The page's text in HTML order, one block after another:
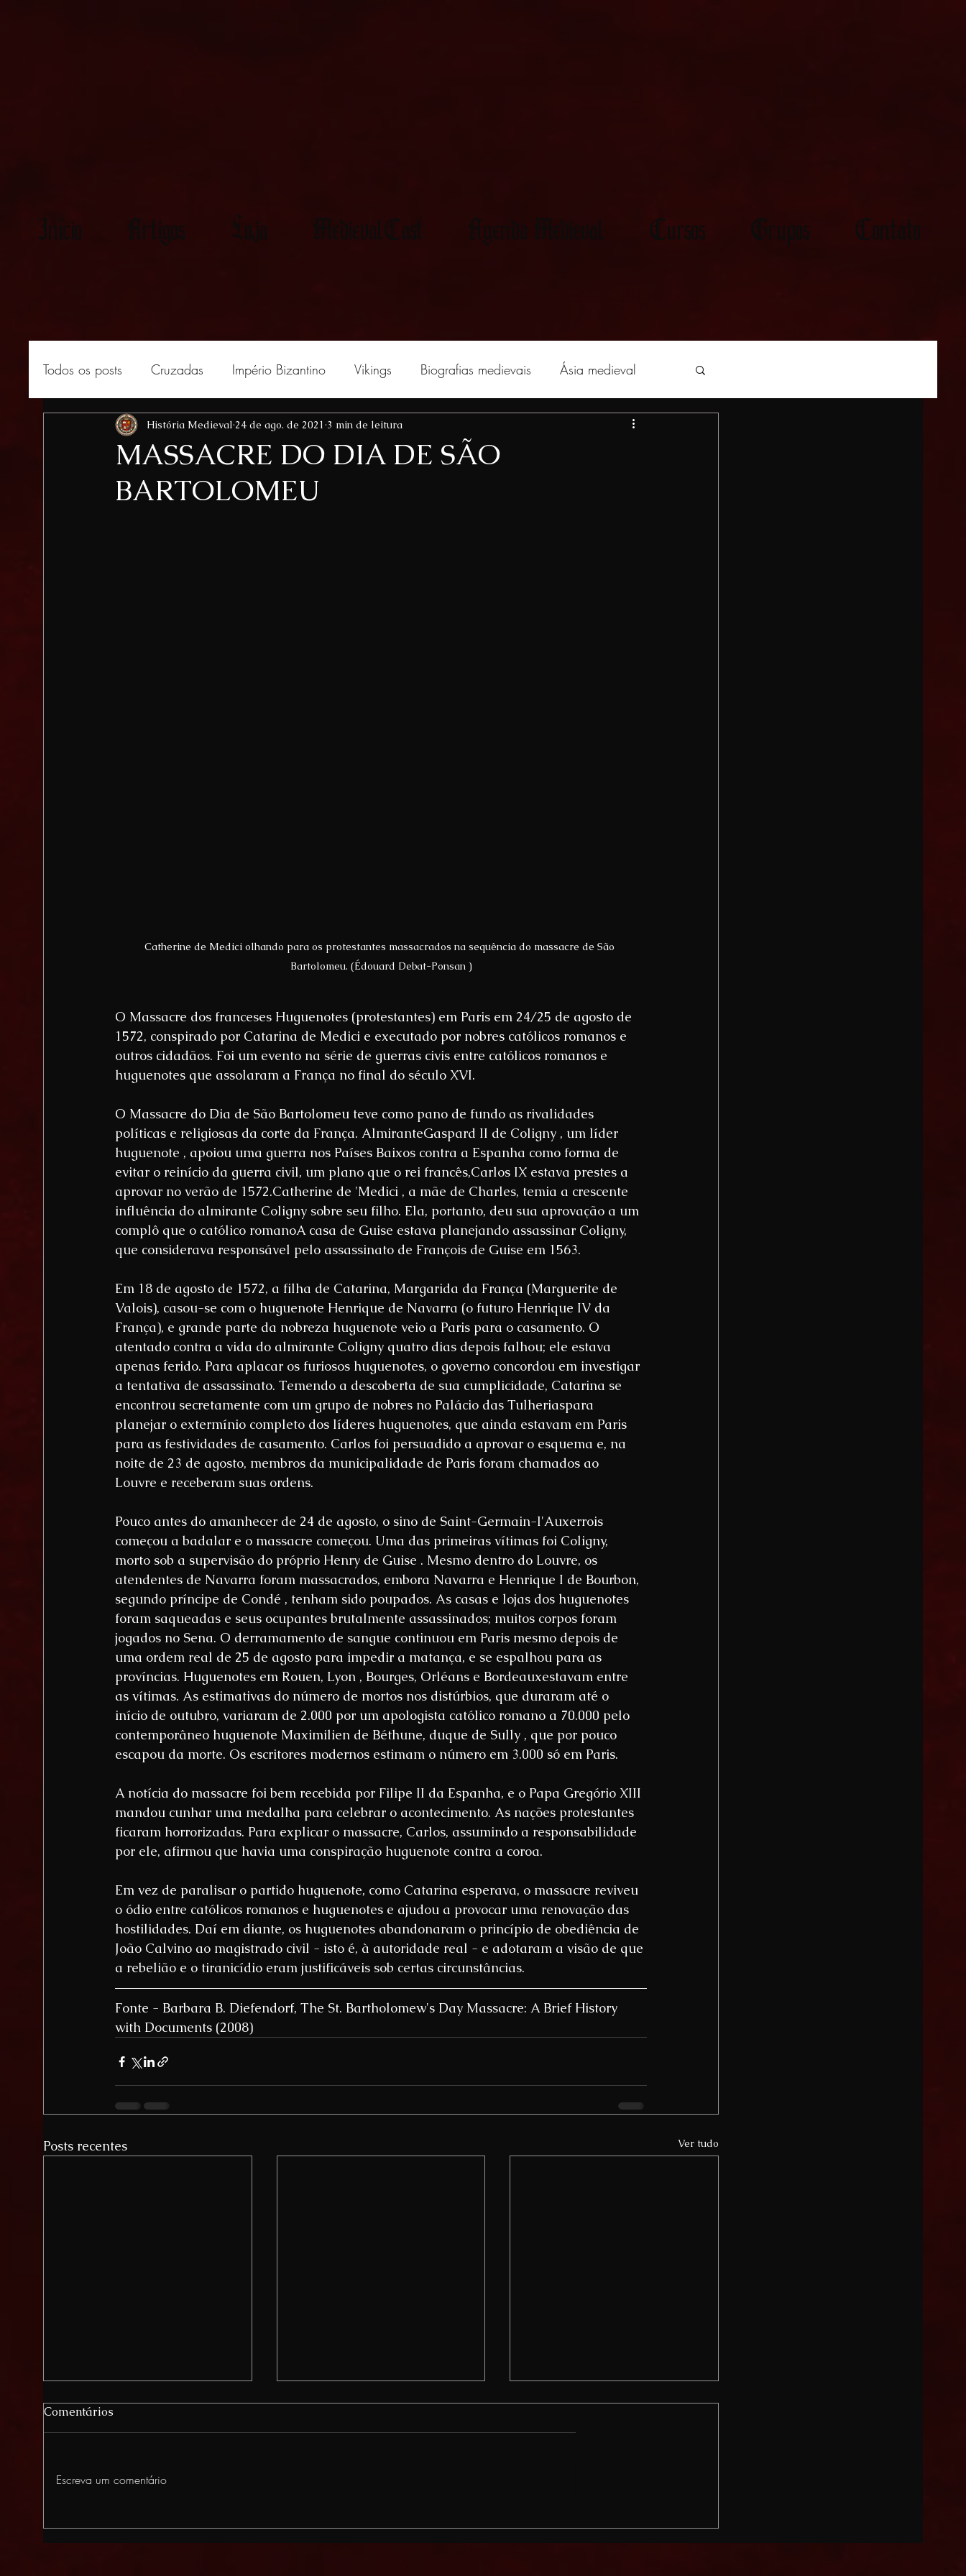
Início Artigos Loja MedievalCast Agenda Medieval Cursos Grupos Contato
Todos os posts Cruzadas Império Bizantino Vikings Biografias medievais Ásia medieval
África medieval Curiosidades medievais
MASSACRE DO DIA DE SÃO
BARTOLOMEU
História Medieval 24 de ago. de 2021 3 min de leitura
Catherine de Medici olhando para os protestantes massacrados na sequência do massacre de São
Bartolomeu. (Édouard Debat-Ponsan )
O Massacre dos franceses Huguenotes (protestantes) em Paris em 24/25 de agosto de
1572, conspirado por Catarina de Medici e executado por nobres católicos romanos e
outros cidadãos. Foi um evento na série de guerras civis entre católicos romanos e
huguenotes que assolaram a França no final do século XVI.
O Massacre do Dia de São Bartolomeu teve como pano de fundo as rivalidades
políticas e religiosas da corte da França. AlmiranteGaspard II de Coligny , um líder
huguenote , apoiou uma guerra nos Países Baixos contra a Espanha como forma de
evitar o reinício da guerra civil, um plano que o rei francês,Carlos IX estava prestes a
aprovar no verão de 1572.Catherine de 'Medici , a mãe de Charles, temia a crescente
influência do almirante Coligny sobre seu filho. Ela, portanto, deu sua aprovação a um
complô que o católico romanoA casa de Guise estava planejando assassinar Coligny,
que considerava responsável pelo assassinato de François de Guise em 1563.
Em 18 de agosto de 1572, a filha de Catarina, Margarida da França (Marguerite de
Valois), casou-se com o huguenote Henrique de Navarra (o futuro Henrique IV da
França), e grande parte da nobreza huguenote veio a Paris para o casamento. O
atentado contra a vida do almirante Coligny quatro dias depois falhou; ele estava
apenas ferido. Para aplacar os furiosos huguenotes, o governo concordou em investigar
a tentativa de assassinato. Temendo a descoberta de sua cumplicidade, Catarina se
encontrou secretamente com um grupo de nobres no Palácio das Tulheriaspara
planejar o extermínio completo dos líderes huguenotes, que ainda estavam em Paris
para as festividades de casamento. Carlos foi persuadido a aprovar o esquema e, na
noite de 23 de agosto, membros da municipalidade de Paris foram chamados ao
Louvre e receberam suas ordens.
Pouco antes do amanhecer de 24 de agosto, o sino de Saint-Germain-l'Auxerrois
começou a badalar e o massacre começou. Uma das primeiras vítimas foi Coligny,
morto sob a supervisão do próprio Henry de Guise . Mesmo dentro do Louvre, os
atendentes de Navarra foram massacrados, embora Navarra e Henrique I de Bourbon,
segundo príncipe de Condé , tenham sido poupados. As casas e lojas dos huguenotes
foram saqueadas e seus ocupantes brutalmente assassinados; muitos corpos foram
jogados no Sena. O derramamento de sangue continuou em Paris mesmo depois de
uma ordem real de 25 de agosto para impedir a matança, e se espalhou para as
províncias. Huguenotes em Rouen, Lyon , Bourges, Orléans e Bordeauxestavam entre
as vítimas. As estimativas do número de mortos nos distúrbios, que duraram até o
início de outubro, variaram de 2.000 por um apologista católico romano a 70.000 pelo
contemporâneo huguenote Maximilien de Béthune, duque de Sully , que por pouco
escapou da morte. Os escritores modernos estimam o número em 3.000 só em Paris.
A notícia do massacre foi bem recebida por Filipe II da Espanha, e o Papa Gregório XIII
mandou cunhar uma medalha para celebrar o acontecimento. As nações protestantes
ficaram horrorizadas. Para explicar o massacre, Carlos, assumindo a responsabilidade
por ele, afirmou que havia uma conspiração huguenote contra a coroa.
Em vez de paralisar o partido huguenote, como Catarina esperava, o massacre reviveu
o ódio entre católicos romanos e huguenotes e ajudou a provocar uma renovação das
hostilidades. Daí em diante, os huguenotes abandonaram o princípio de obediência de
João Calvino ao magistrado civil - isto é, à autoridade real - e adotaram a visão de que
a rebelião e o tiranicídio eram justificáveis ​​sob certas circunstâncias.
Fonte - Barbara B. Diefendorf, The St. Bartholomew's Day Massacre: A Brief History
with Documents (2008)
Posts recentes Ver tudo
Inquisidor? A vida dos juízes
Comentários
Escreva um comentário